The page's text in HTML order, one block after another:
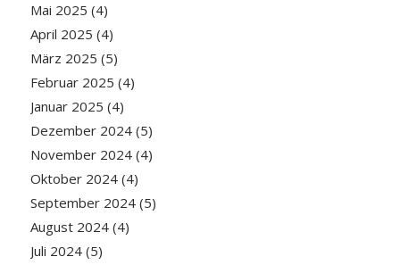
Mai 2025 (4)
April 2025 (4)
März 2025 (5)
Februar 2025 (4)
Januar 2025 (4)
Dezember 2024(5)
November 2024(4)
Oktober 2024(4)
September 2024(5)
August 2024(4)
Juli 2024(5)